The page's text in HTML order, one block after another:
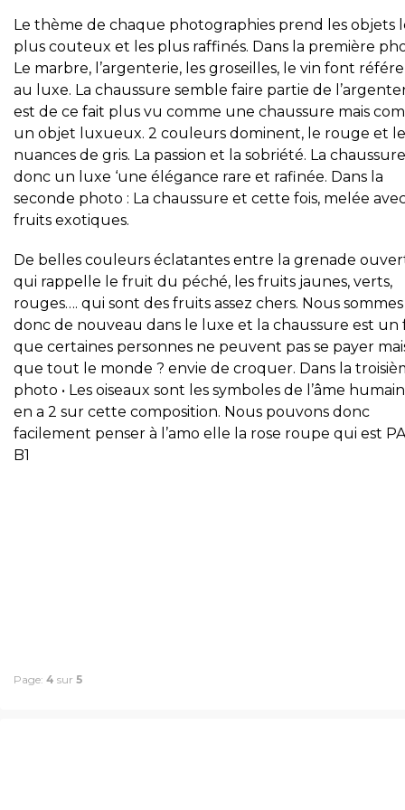
Le thème de chaque photographies prend les objets
plus couteux et les plus raffinés. Dans la première
Le marbre, l’argenterie, les groseilles, le vin font
au luxe. La chaussure semble faire partie de
est de ce fait plus vu comme une chaussure mais
un objet luxueux. 2 couleurs dominent, le rouge et
nuances de gris. La passion et la sobriété. La
donc un luxe ‘une élégance rare et rafinée. Dans la
seconde photo : La chaussure et cette fois, melée
fruits exotiques.
De belles couleurs éclatantes entre la grenade
qui rappelle le fruit du péché, les fruits jaunes, verts,
rouges…. qui sont des fruits assez chers. Nous sommes
donc de nouveau dans le luxe et la chaussure est un
que certaines personnes ne peuvent pas se payer
que tout le monde ? envie de croquer. Dans la
photo • Les oiseaux sont les symboles de l’âme
en a 2 sur cette composition. Nous pouvons donc
facilement penser à l’amo elle la rose roupe qui est
B1
Page: 4 sur 5